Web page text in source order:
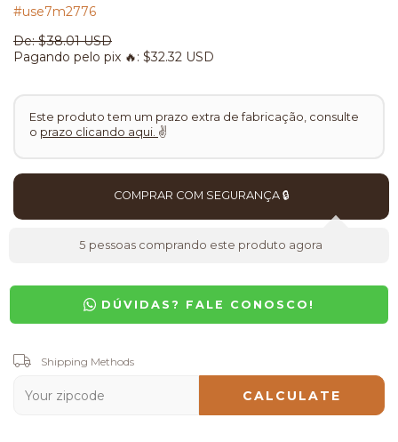
#use7m2776
De:$38.01 USD
Pagando pelo pix 🔥: $32.32 USD
Este produto tem um prazo extra de fabricação, consulte
o prazo clicando aqui. ✌
5 pessoas comprando este produto agora
DÚVIDAS? FALE CONOSCO!
Shipping for zipcode:
Shipping Methods
CALCULATE